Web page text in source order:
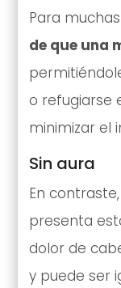
Para
de que una
o refugiarse
minimizar el
Sin aura
En
presenta
dolor de
y puede ser